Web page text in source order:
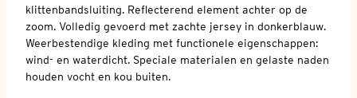
klittenbandsluiting. Reflecterend element achter op de
zoom. Volledig gevoerd met zachte jersey in donkerblauw.
Weerbestendige kleding met functionele eigenschappen:
wind- en waterdicht. Speciale materialen en gelaste naden
houden vocht en kou buiten.